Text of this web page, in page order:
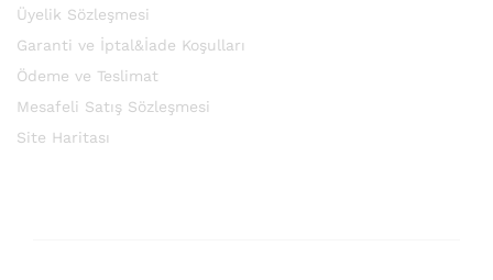
Üyelik Sözleşmesi
Garanti ve İptal&İade Koşulları
Ödeme ve Teslimat
Mesafeli Satış Sözleşmesi
Site Haritası